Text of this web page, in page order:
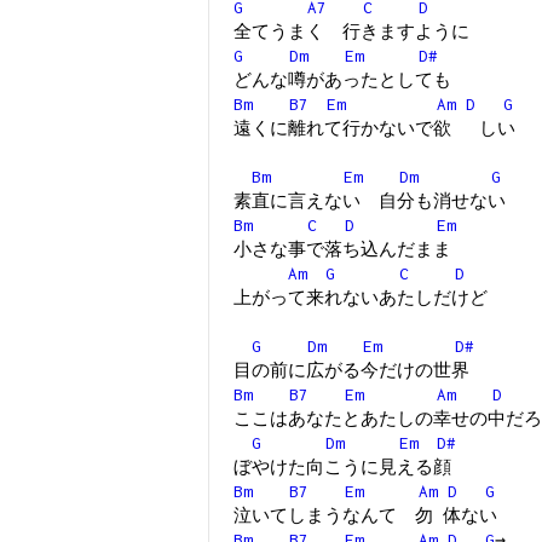
G
A7 C
D
全てうまく 行きますように
G
Dm Em
D#
どんな噂があったとしても
Bm
B7 Em Am D
G
遠くに離れて行かないで欲 しい
Bm Em Dm
G
素直に言えない 自分も消せない
Bm
C D
Em
小さな事で落ち込んだまま
Am
G C
D
上がって来れないあたしだけど
G Dm Em
D#
目の前に広がる今だけの世界
Bm
B7 Em Am
D
ここはあなたとあたしの幸せの中だろ
G
Dm Em
D#
ぼやけた向こうに見える顔
Bm
B7 Em Am D
G
泣いてしまうなんて 勿 体ない